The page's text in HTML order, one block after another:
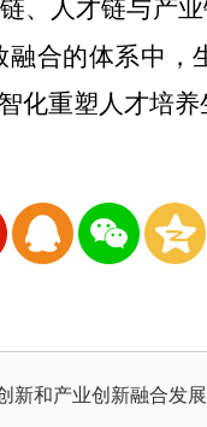
、人才链与产
合的体系中，
化重塑人才培养
新和产业创新融合发展